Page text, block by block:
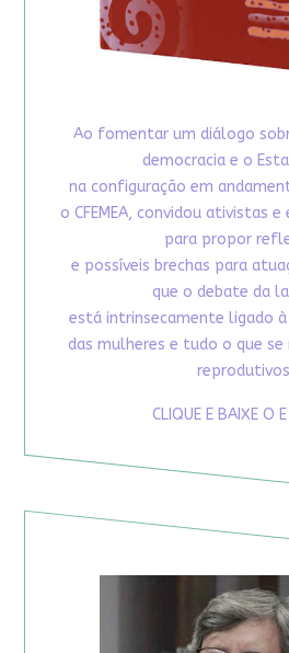
Ao fomentar um diálogo
democracia e o
na configuração em
o CFEMEA, convidou ativistas
para propor
e possíveis brechas para
que o debate da
está intrinsecamente ligado
das mulheres e tudo o que
CLIQUE E BAIXE O